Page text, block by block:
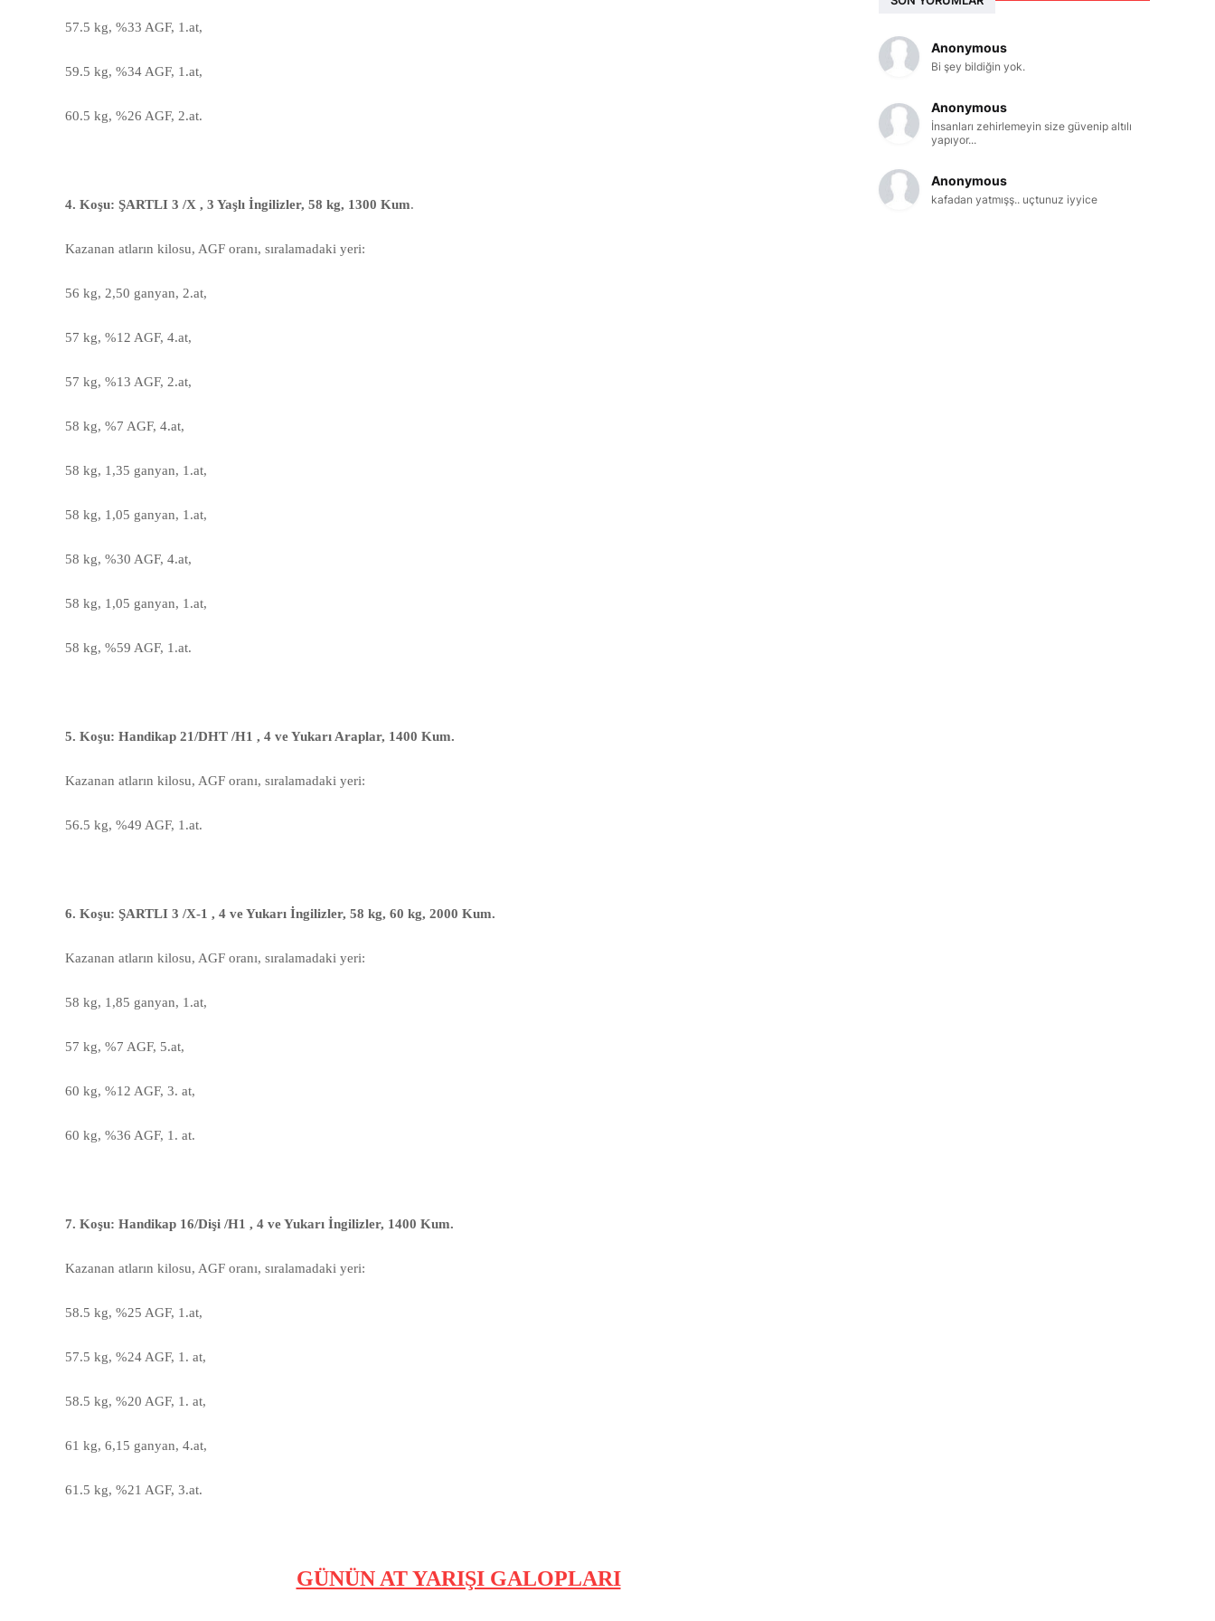
57.5 kg, %33 AGF, 1.at,
59.5 kg, %34 AGF, 1.at,
60.5 kg, %26 AGF, 2.at.
4. Koşu: ŞARTLI 3 /X , 3 Yaşlı İngilizler, 58 kg, 1300 Kum.
Kazanan atların kilosu, AGF oranı, sıralamadaki yeri:
56 kg, 2,50 ganyan, 2.at,
57 kg, %12 AGF, 4.at,
57 kg, %13 AGF, 2.at,
58 kg, %7 AGF, 4.at,
58 kg, 1,35 ganyan, 1.at,
58 kg, 1,05 ganyan, 1.at,
58 kg, %30 AGF, 4.at,
58 kg, 1,05 ganyan, 1.at,
58 kg, %59 AGF, 1.at.
5. Koşu: Handikap 21/DHT /H1 , 4 ve Yukarı Araplar, 1400 Kum.
Kazanan atların kilosu, AGF oranı, sıralamadaki yeri:
56.5 kg, %49 AGF, 1.at.
6. Koşu: ŞARTLI 3 /X-1 , 4 ve Yukarı İngilizler, 58 kg, 60 kg, 2000 Kum.
Kazanan atların kilosu, AGF oranı, sıralamadaki yeri:
58 kg, 1,85 ganyan, 1.at,
57 kg, %7 AGF, 5.at,
60 kg, %12 AGF, 3. at,
60 kg, %36 AGF, 1. at.
7. Koşu: Handikap 16/Dişi /H1 , 4 ve Yukarı İngilizler, 1400 Kum.
Kazanan atların kilosu, AGF oranı, sıralamadaki yeri:
58.5 kg, %25 AGF, 1.at,
57.5 kg, %24 AGF, 1. at,
58.5 kg, %20 AGF, 1. at,
61 kg, 6,15 ganyan, 4.at,
61.5 kg, %21 AGF, 3.at.
GÜNÜN AT YARIŞI GALOPLARI
Anonymous
Bi şey bildiğin yok.
Anonymous
İnsanları zehirlemeyin size güvenip altılı
yapıyor...
Anonymous
kafadan yatmışş.. uçtunuz iyyice